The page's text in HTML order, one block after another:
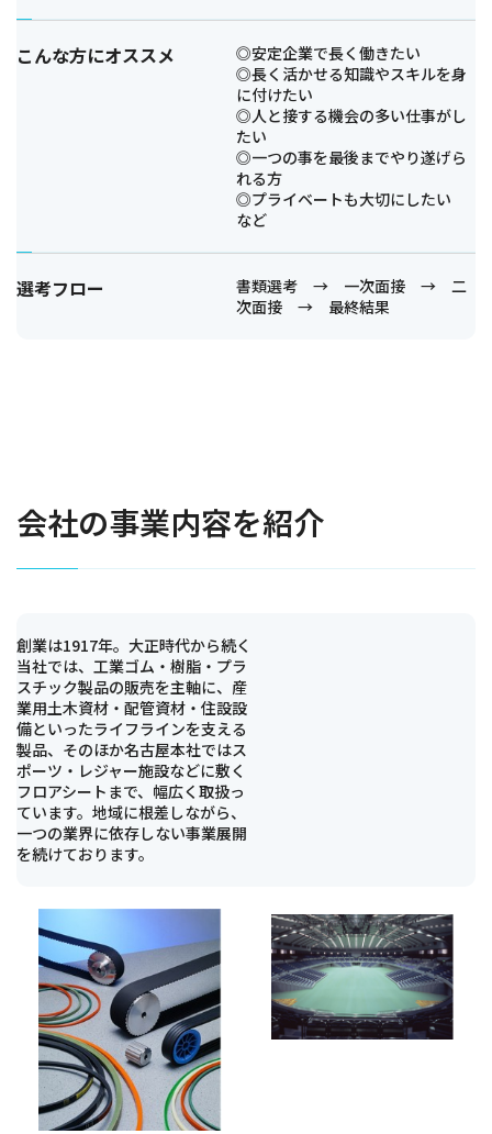
こんな方にオススメ
◎安定企業で長く働きたい
◎長く活かせる知識やスキルを身
に付けたい
◎人と接する機会の多い仕事がし
たい
◎一つの事を最後までやり遂げら
れる方
◎プライベートも大切にしたい
など
選考フロー
書類選考 → 一次面接 → 二
次面接 → 最終結果
会社の事業内容を紹介
創業は1917年。大正時代から続く
当社では、工業ゴム・樹脂・プラ
スチック製品の販売を主軸に、産
業用土木資材・配管資材・住設設
備といったライフラインを支える
製品、そのほか名古屋本社ではス
ポーツ・レジャー施設などに敷く
フロアシートまで、幅広く取扱っ
ています。地域に根差しながら、
一つの業界に依存しない事業展開
を続けております。